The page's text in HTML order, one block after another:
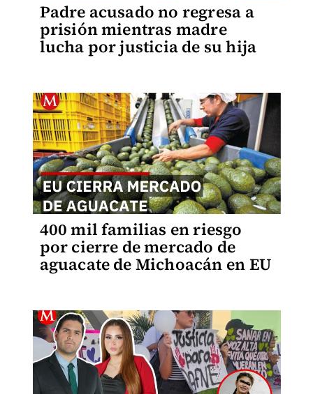
Padre acusado no regresa a
prisión mientras madre
lucha por justicia de su hija
400 mil familias en riesgo
por cierre de mercado de
aguacate de Michoacán en EU